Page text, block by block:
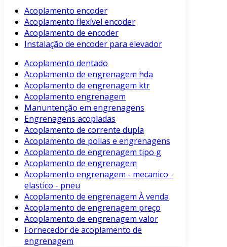
Acoplamento encoder
Acoplamento flexível encoder
Acoplamento de encoder
Instalação de encoder para elevador
Acoplamento dentado
Acoplamento de engrenagem hda
Acoplamento de engrenagem ktr
Acoplamento engrenagem
Manuntenção em engrenagens
Engrenagens acopladas
Acoplamento de corrente dupla
Acoplamento de polias e engrenagens
Acoplamento de engrenagem tipo g
Acoplamento de engrenagem
Acoplamento engrenagem - mecanico -
elastico - pneu
Acoplamento de engrenagem À venda
Acoplamento de engrenagem preço
Acoplamento de engrenagem valor
Fornecedor de acoplamento de
engrenagem